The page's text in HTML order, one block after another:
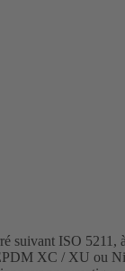
suivant ISO 5211,
XC / XU ou